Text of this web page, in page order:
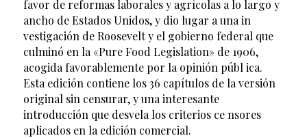
favor de reformas laborales y agrícolas a lo largo y
ancho de Estados Unidos, y dio lugar a una in
vestigación de Roosevelt y el gobierno federal que
culminó en la «Pure Food Legislation» de 1906,
acogida favorablemente por la opinión públ ica.
Esta edición contiene los 36 capítulos de la versión
original sin censurar, y una interesante
introducción que desvela los criterios ce nsores
aplicados en la edición comercial.